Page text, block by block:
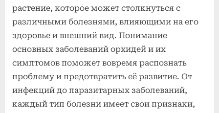
растение, которое может столкнуться с
различными болезнями, влияющими на его
здоровье и внешний вид. Понимание
основных заболеваний орхидей и их
симптомов поможет вовремя распознать
проблему и предотвратить её развитие. От
инфекций до паразитарных заболеваний,
каждый тип болезни имеет свои признаки,